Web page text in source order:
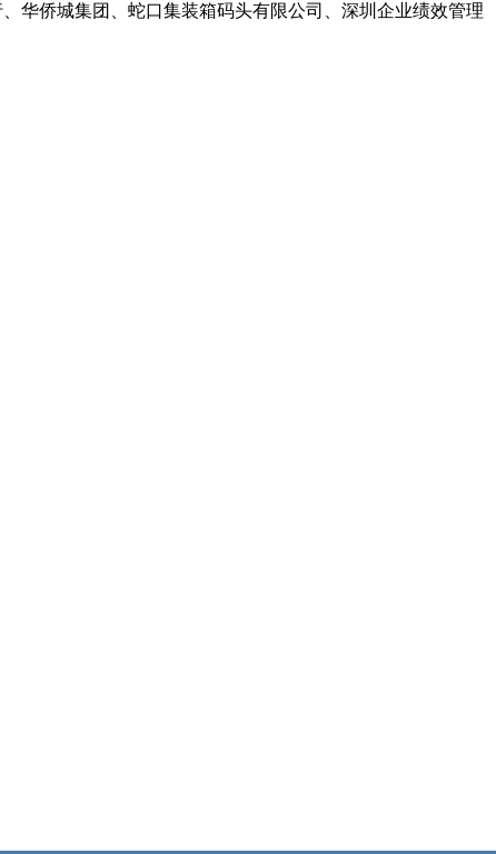
华侨城集团、蛇口集装箱码头有限公司、深圳企业绩效管理